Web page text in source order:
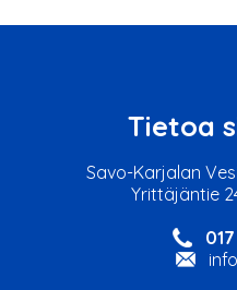
Tietoa
Savo-Karjalan
Yrittäjäntie